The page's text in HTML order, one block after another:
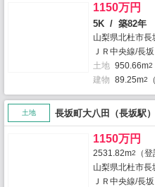
1150万円
5K / 築82年
山梨県北杜市長
ＪＲ中央線/長
土地 950.66m2
建物 89.25m2
土地 長坂町大八田（長坂駅
1150万円
2531.82m2
（登
山梨県北杜市長
ＪＲ中央線/長